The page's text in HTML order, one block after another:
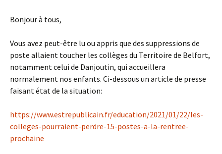
Bonjour à tous,
Vous avez peut-être lu ou appris que des suppressions de
poste allaient toucher les collèges du Territoire de Belfort,
notamment celui de Danjoutin, qui accueillera
normalement nos enfants. Ci-dessous un article de presse
faisant état de la situation:
https://www.estrepublicain.fr/education/2021/01/22/les-
colleges-pourraient-perdre-15-postes-a-la-rentree-
prochaine